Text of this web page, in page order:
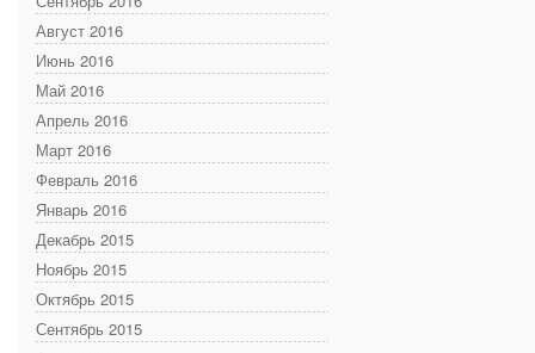
Август 2016
Июнь 2016
Май 2016
Апрель 2016
Март 2016
Февраль 2016
Январь 2016
Декабрь 2015
Ноябрь 2015
Октябрь 2015
Сентябрь 2015